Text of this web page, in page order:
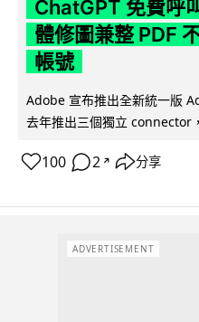
ChatGPT 免費呼
體修圖兼整 PDF
帳號
Adobe 宣布推出全新統一版
去年推出三個獨立 connector
100 2 ↗ 分享
ADVERTISEMENT